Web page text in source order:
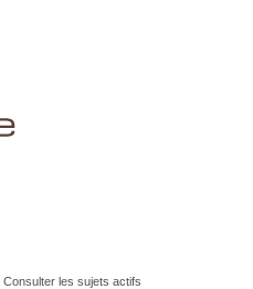
Consulter les sujets actifs